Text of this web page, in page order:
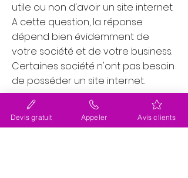
utile ou non d'avoir un site internet.
A cette question, la réponse
dépend bien évidemment de
votre société et de votre business.
Certaines société n'ont pas besoin
de posséder un site internet.
Pour savoir si vous avez besoin
d'en avoir un, il vous suffit de taper
Devis gratuit Appeler Avis clients